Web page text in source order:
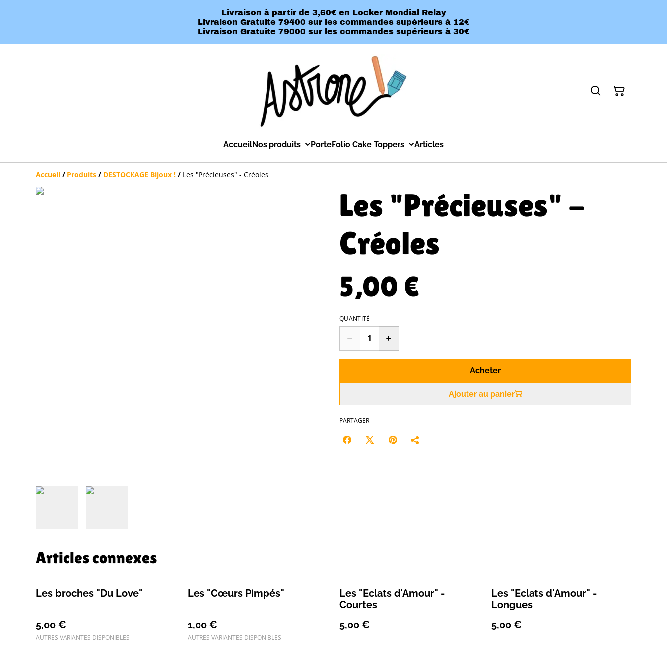
Livraison à partir de 3,60€ en Locker Mondial Relay
Livraison Gratuite 79400 sur les commandes supérieurs à 12€
Livraison Gratuite 79000 sur les commandes supérieurs à 30€
AccueilNos produits PorteFolio Cake Toppers Articles
Accueil / Produits / DESTOCKAGE Bijoux ! / Les "Précieuses" - Créoles
Les "Précieuses" -
Créoles
5,00 €
QUANTITÉ
Acheter
Ajouter au panier
PARTAGER
Articles connexes
Les broches "Du Love"
5,00 €
AUTRES VARIANTES DISPONIBLES
Les "Cœurs Pimpés"
1,00 €
AUTRES VARIANTES DISPONIBLES
Les "Eclats d'Amour" -
Courtes
5,00 €
Les "Eclats d'Amour" -
Longues
5,00 €